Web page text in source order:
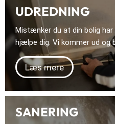
UDREDNING
Mistænker du at din bolig har
hjælpe dig. Vi kommer ud og
Læs mere
SANERING